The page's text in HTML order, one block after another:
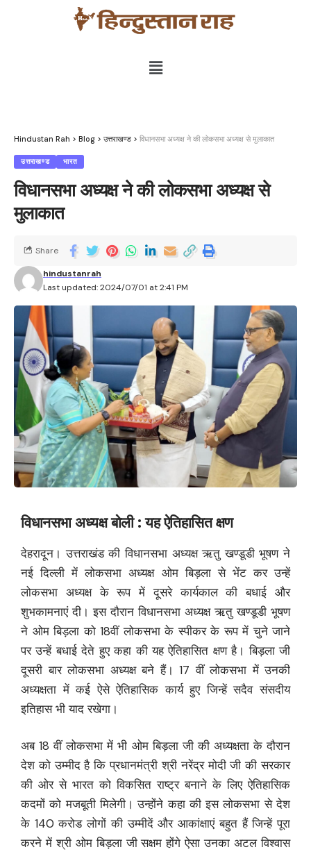
Hindustan Rah > Blog > उत्तराखण्ड > विधानसभा अध्यक्ष ने की लोकसभा अध्यक्ष से मुलाकात
उत्तराखण्ड भारत
विधानसभा अध्यक्ष ने की लोकसभा अध्यक्ष से
मुलाकात
Last updated: 2024/07/01 at 2:41 PM
hindustanrah
Share
विधानसभा अध्यक्ष बोली : यह ऐतिहासित क्षण
देहरादून। उत्तराखंड की विधानसभा अध्यक्ष ऋतु खण्डूडी भूषण ने
नई दिल्ली में लोकसभा अध्यक्ष ओम बिड़ला से भेंट कर उन्हें
लोकसभा अध्यक्ष के रूप में दूसरे कार्यकाल की बधाई और
शुभकामनाएं दी। इस दौरान विधानसभा अध्यक्ष ऋतु खण्डूडी भूषण
ने ओम बिड़ला को 18वीं लोकसभा के स्पीकर के रूप में चुने जाने
पर उन्हें बधाई देते हुए कहा की यह ऐतिहासित क्षण है। बिड़ला जी
दूसरी बार लोकसभा अध्यक्ष बने हैं। 17 वीं लोकसभा में उनकी
अध्यक्षता में कई ऐसे ऐतिहासिक कार्य हुए जिन्हें सदैव संसदीय
इतिहास भी याद रखेगा।
अब 18 वीं लोकसभा में भी ओम बिड़ला जी की अध्यक्षता के दौरान
देश को उम्मीद है कि प्रधानमंत्री श्री नरेंद्र मोदी जी की सरकार
की ओर से भारत को विकसित राष्ट्र बनाने के लिए ऐतिहासिक
कदमों को मजबूती मिलेगी। उन्होंने कहा की इस लोकसभा से देश
के 140 करोड लोगों की उम्मीदें और आकांक्षाएं बहुत हैं जिन्हें पूरा
करने में श्री ओम बिड़ला जी सक्षम होंगे ऐसा उनका अटल विश्वास